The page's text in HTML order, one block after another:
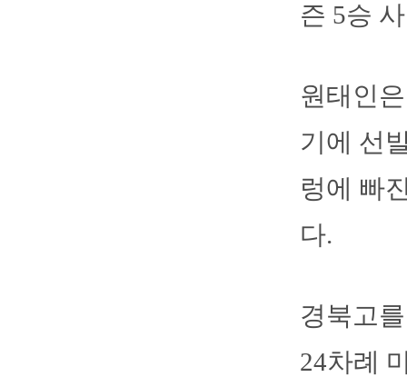
즌 5승
원태인
기에 선
렁에 빠
다.
경북고
24차례